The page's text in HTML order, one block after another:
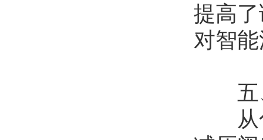
提高
对智
五、
从化